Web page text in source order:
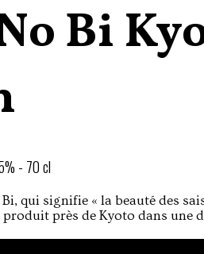
Bi
- 70 cl
qui signifie « la beauté des
produit près de Kyoto dans une